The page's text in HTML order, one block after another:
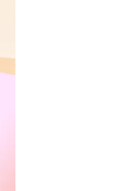
Кубок России, видеообзор